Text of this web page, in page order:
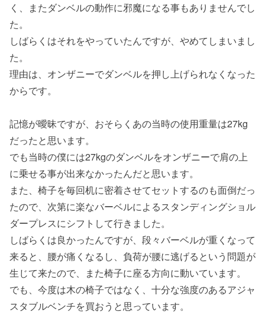
く、またダンベルの動作に邪魔になる事もありませんでし
た。
しばらくはそれをやっていたんですが、やめてしまいまし
た。
理由は、オンザニーでダンベルを押し上げられなくなった
からです。
記憶が曖昧ですが、おそらくあの当時の使用重量は27kg
だったと思います。
でも当時の僕には27kgのダンベルをオンザニーで肩の上
に乗せる事が出来なかったんだと思います。
また、椅子を毎回机に密着させてセットするのも面倒だっ
たので、次第に楽なバーベルによるスタンディングショル
ダープレスにシフトして行きました。
しばらくは良かったんですが、段々バーベルが重くなって
来ると、腰が痛くなるし、負荷が腰に逃げるという問題が
生じて来たので、また椅子に座る方向に動いています。
でも、今度は木の椅子ではなく、十分な強度のあるアジャ
スタブルベンチを買おうと思っています。